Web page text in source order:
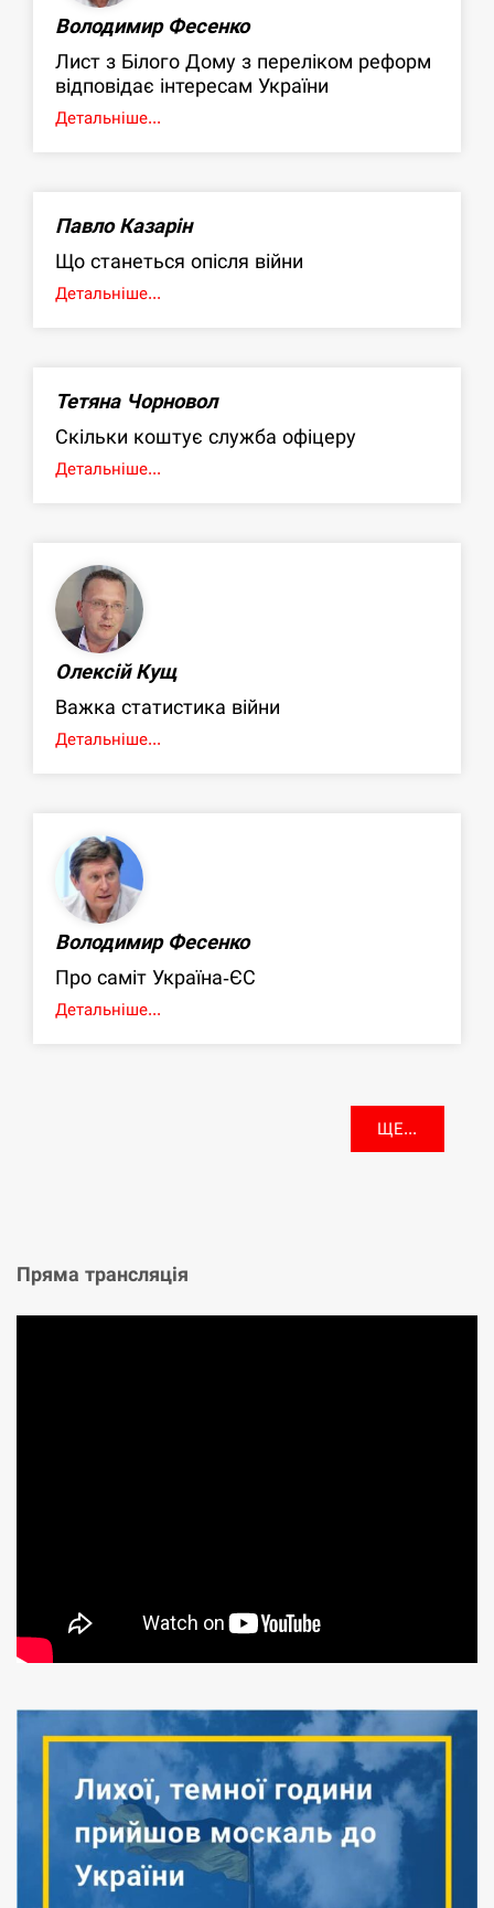
Володимир Фесенко
Лист з Білого Дому з переліком реформ
відповідає інтересам України
Детальніше...
Павло Казарін
Що станеться опісля війни
Детальніше...
Тетяна Чорновол
Скільки коштує служба офіцеру
Детальніше...
Олексій Кущ
Важка статистика війни
Детальніше...
Володимир Фесенко
Про саміт Україна-ЄС
Детальніше...
ЩЕ...
Пряма трансляція